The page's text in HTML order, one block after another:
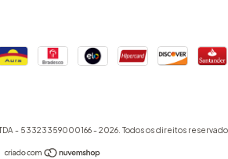
- 53323359000166 - 2026. Todos os direitos